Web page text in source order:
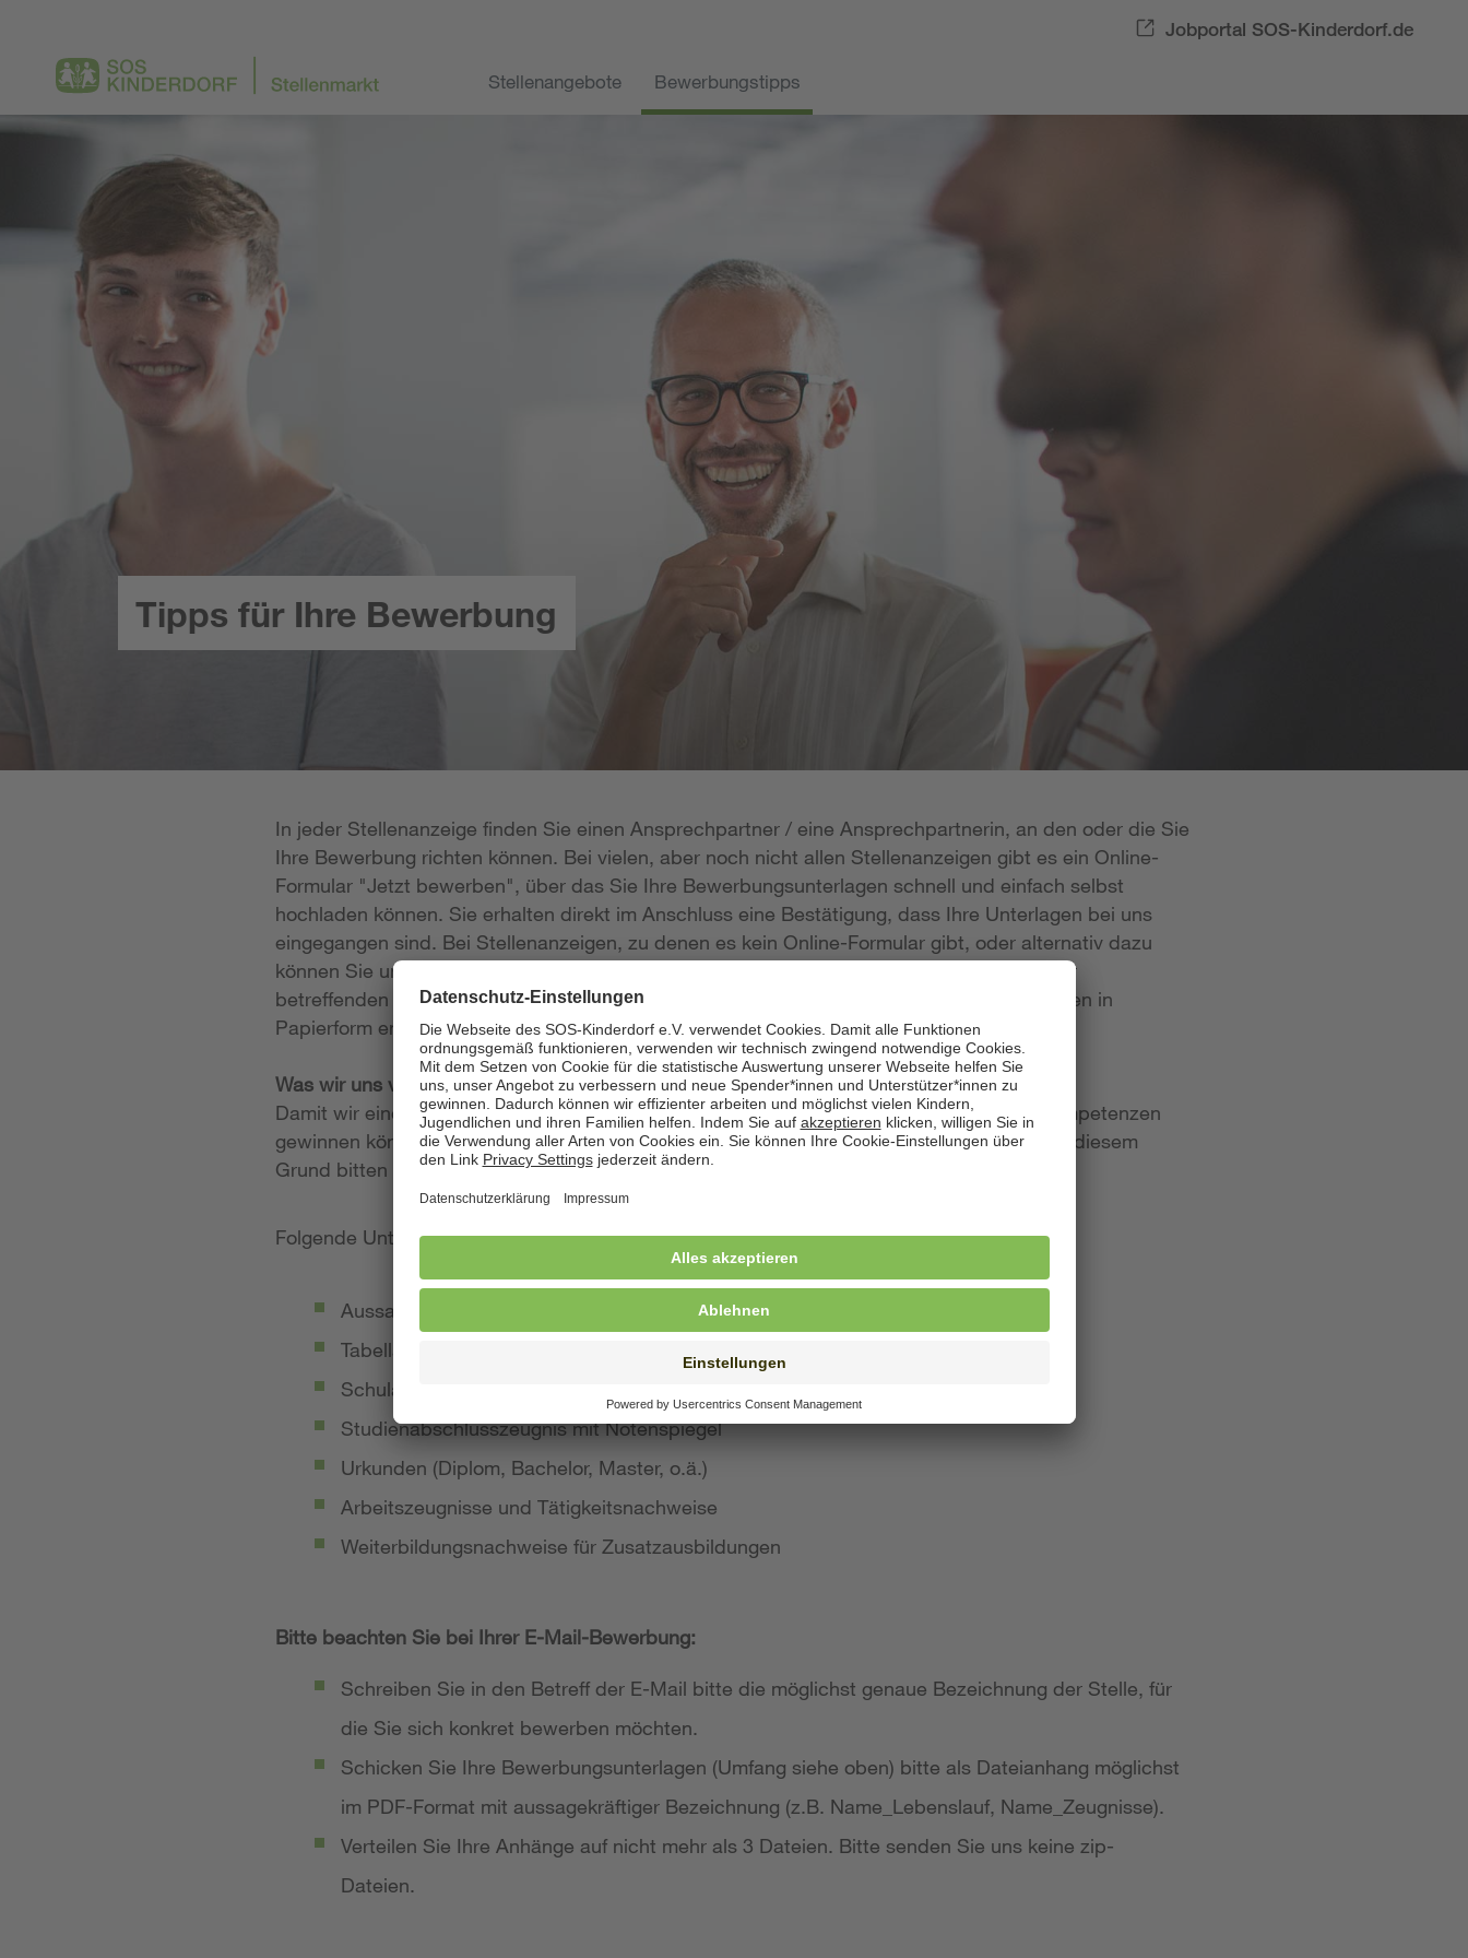
Jobportal SOS-Kinderdorf.de
Stellenangebote Bewerbungstipps
Tipps für Ihre Bewerbung
In jeder Stellenanzeige finden Sie einen Ansprechpartner / eine Ansprechpartnerin, an den oder die Sie
Ihre Bewerbung richten können. Bei vielen, aber noch nicht allen Stellenanzeigen gibt es ein Online-
Formular "Jetzt bewerben", über das Sie Ihre Bewerbungsunterlagen schnell und einfach selbst
hochladen können. Sie erhalten direkt im Anschluss eine Bestätigung, dass Ihre Unterlagen bei uns
eingegangen sind. Bei Stellenanzeigen, zu denen es kein Online-Formular gibt, oder alternativ dazu
können Sie uns Ihre Unterlagen per E-Mail zukommen lassen; die E-Mail-Adresse ist in der
betreffenden Stellenanzeige angegeben. Natürlich nehmen wir weiterhin auch Bewerbungen in
Papierform entgegen.
Was wir uns von Ihrer Bewerbung wünschen
Damit wir einen möglichst konkreten Eindruck von Ihrer Person, Ihren Fähigkeiten und Kompetenzen
gewinnen können, legen wir großen Wert auf aussagekräftige Bewerbungsunterlagen. Aus diesem
Grund bitten wir Sie, von Kurzbewerbungen abzusehen.
Folgende Unterlagen sollte Ihre Bewerbung umfassen:
Aussagekräftiges Anschreiben
Tabellarischer Lebenslauf mit qualifikationsrelevanten Inhalten
Schulabschluss- und Ausbildungszeugnisse mit Notenspiegel
Studienabschlusszeugnis mit Notenspiegel
Urkunden (Diplom, Bachelor, Master, o.ä.)
Arbeitszeugnisse und Tätigkeitsnachweise
Weiterbildungsnachweise für Zusatzausbildungen
Bitte beachten Sie bei Ihrer E-Mail-Bewerbung:
Schreiben Sie in den Betreff der E-Mail bitte die möglichst genaue Bezeichnung der Stelle, für
die Sie sich konkret bewerben möchten.
Schicken Sie Ihre Bewerbungsunterlagen (Umfang siehe oben) bitte als Dateianhang möglichst
im PDF-Format mit aussagekräftiger Bezeichnung (z.B. Name_Lebenslauf, Name_Zeugnisse).
Verteilen Sie Ihre Anhänge auf nicht mehr als 3 Dateien. Bitte senden Sie uns keine zip-
Dateien.